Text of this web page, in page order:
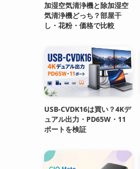
加湿空気清浄機と除加湿空
気清浄機どっち？部屋干
し・花粉・価格で比較
USB-CVDK16は買い？4Kデ
ュアル出力・PD65W・11
ポートを検証